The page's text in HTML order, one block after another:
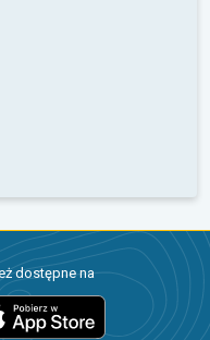
dostępne na